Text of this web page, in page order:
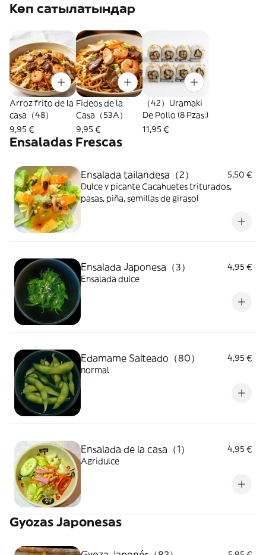
Көп сатылатындар
Arroz frito de la
casa（48）
9,95 €
Fideos de la
Casa（53A）
9,95 €
（42）Uramaki
De Pollo (8 Pzas.)
11,95 €
Ensaladas Frescas
Ensalada tailandesa（2）
5,50 €
Dulce y picante Cacahuetes triturados,
pasas, piña, semillas de girasol
Ensalada Japonesa（3）
4,95 €
Ensalada dulce
Edamame Salteado（80）
4,95 €
normal
Ensalada de la casa（1）
4,95 €
Agridulce
Gyozas Japonesas